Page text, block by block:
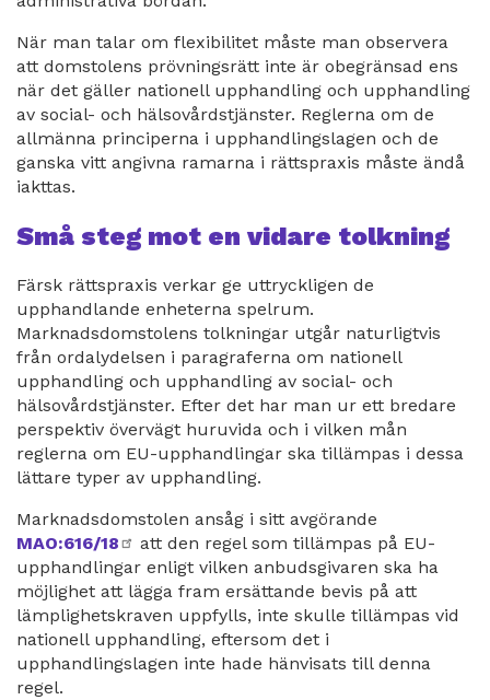
När man talar om flexibilitet måste man observera
att domstolens prövningsrätt inte är obegränsad ens
när det gäller nationell upphandling och upphandling
av social- och hälsovårdstjänster. Reglerna om de
allmänna principerna i upphandlingslagen och de
ganska vitt angivna ramarna i rättspraxis måste ändå
iakttas.
Små steg mot en vidare tolkning
Färsk rättspraxis verkar ge uttryckligen de
upphandlande enheterna spelrum.
Marknadsdomstolens tolkningar utgår naturligtvis
från ordalydelsen i paragraferna om nationell
upphandling och upphandling av social- och
hälsovårdstjänster. Efter det har man ur ett bredare
perspektiv övervägt huruvida och i vilken mån
reglerna om EU-upphandlingar ska tillämpas i dessa
lättare typer av upphandling.
Marknadsdomstolen ansåg i sitt avgörande
MAO:616/18
extern
länk
att den regel som tillämpas på EU-
upphandlingar enligt vilken anbudsgivaren ska ha
möjlighet att lägga fram ersättande bevis på att
lämplighetskraven uppfylls, inte skulle tillämpas vid
nationell upphandling, eftersom det i
upphandlingslagen inte hade hänvisats till denna
regel.